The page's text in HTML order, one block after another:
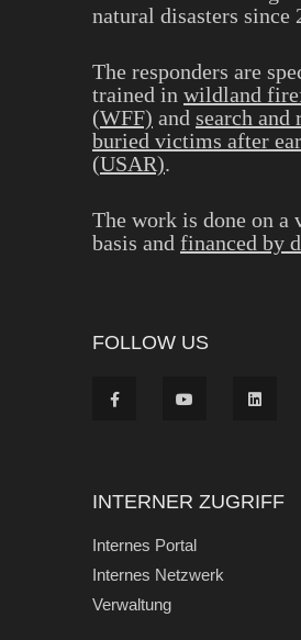
natural disasters since
The responders are
trained in wildland
(WFF) and search and
buried victims after
(USAR).
The work is done on a
basis and financed by
FOLLOW US
INTERNER ZUGRIFF
Internes Portal
Internes Netzwerk
Verwaltung